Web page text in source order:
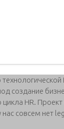
создание
HR. Проект
совсем нет